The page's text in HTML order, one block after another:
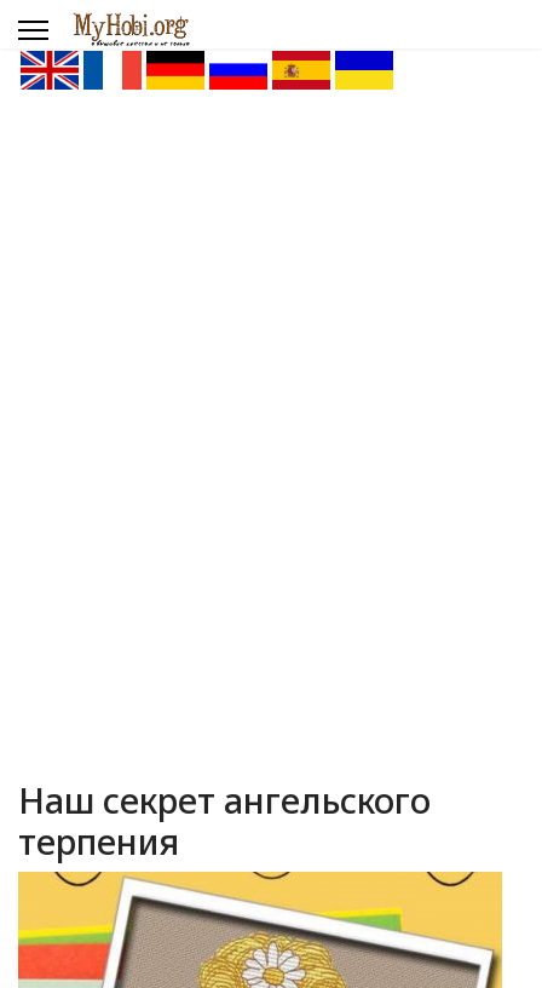
Наш секрет ангельского
терпения